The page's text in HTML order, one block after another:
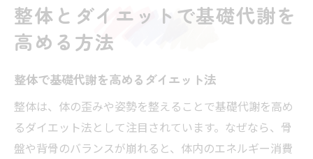
整体とダイエットで基礎代謝を
高める方法
整体で基礎代謝を高めるダイエット法
整体は、体の歪みや姿勢を整えることで基礎代謝を高め
るダイエット法として注目されています。なぜなら、骨
盤や背骨のバランスが崩れると、体内のエネルギー消費